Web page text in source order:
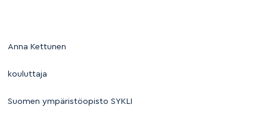
Anna Kettunen
kouluttaja
Suomen ympäristöopisto SYKLI